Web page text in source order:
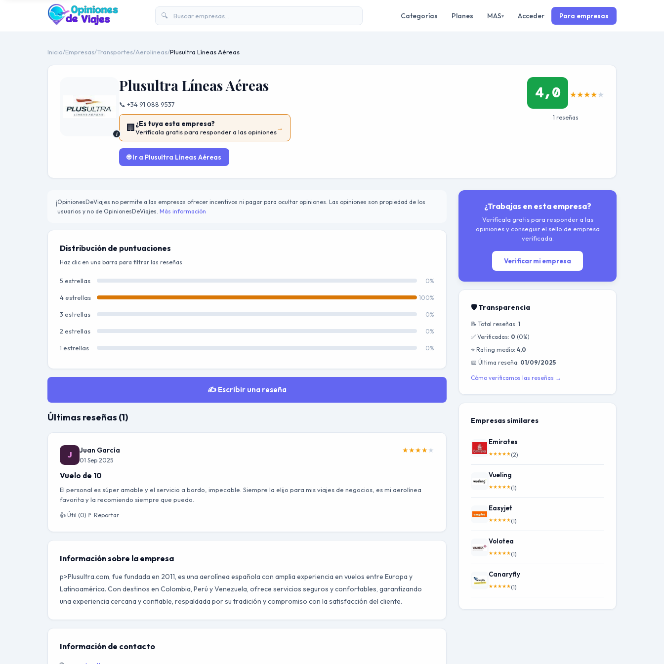
🔍 Categorías Planes MAS▾ Acceder Para empresas
Inicio/Empresas/Transportes/Aerolineas/Plusultra Líneas Aéreas
i
Plusultra Líneas Aéreas
📞 +34 91 088 9537
🏢¿Es tuya esta empresa?
Verifícala gratis para responder a las opiniones
→
🌐 Ir a Plusultra Líneas Aéreas
4,0 ★★★★★
1 reseñas
ℹ️OpinionesDeViajes no permite a las empresas ofrecer incentivos ni pagar para ocultar opiniones. Las opiniones son propiedad de los
usuarios y no de OpinionesDeViajes. Más información
Distribución de puntuaciones
Haz clic en una barra para filtrar las reseñas
5 estrellas 0%
4 estrellas 100%
3 estrellas 0%
2 estrellas 0%
1 estrellas 0%
✍️ Escribir una reseña
Últimas reseñas (1)
J Juan García
01 Sep 2025
★★★★★
Vuelo de 10
El personal es súper amable y el servicio a bordo, impecable. Siempre la elijo para mis viajes de negocios, es mi aerolínea
favorita y la recomiendo siempre que puedo.
👍 Útil (0) 🚩 Reportar
Información sobre la empresa
p>Plusultra.com, fue fundada en 2011, es una aerolínea española con amplia experiencia en vuelos entre Europa y
Latinoamérica. Con destinos en Colombia, Perú y Venezuela, ofrece servicios seguros y confortables, garantizando
una experiencia cercana y confiable, respaldada por su tradición y compromiso con la satisfacción del cliente.
Información de contacto
¿Trabajas en esta empresa?
Verifícala gratis para responder a las
opiniones y conseguir el sello de empresa
verificada.
Verificar mi empresa
🛡️ Transparencia
📝 Total reseñas: 1
✅ Verificadas: 0 (0%)
⭐ Rating medio: 4,0
📅 Última reseña: 01/09/2025
Cómo verificamos las reseñas →
Empresas similares
Emirates
★★★★★(2)
Vueling
★★★★★(1)
Easyjet
★★★★★(1)
Volotea
★★★★★(1)
Canaryfly
★★★★★(1)